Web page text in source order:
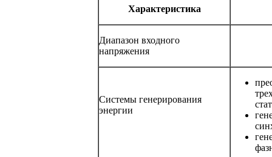
Характеристика
Диапазон входного
напряжения
Системы генерирования
энергии